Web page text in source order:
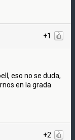
+1
eso no se duda,
en la grada
+2